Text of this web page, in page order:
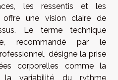
les ressentis et les
offre une vision claire de
Le terme technique
recommandé par le
désigne la prise
corporelles comme la
la variabilité du rythme